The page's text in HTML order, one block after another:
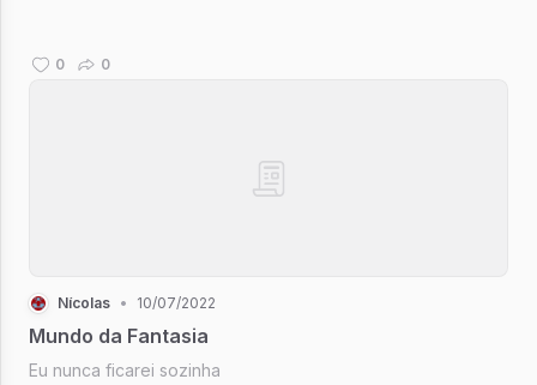
0 0
Nícolas • 10/07/2022
Mundo da Fantasia
Eu nunca ficarei sozinha